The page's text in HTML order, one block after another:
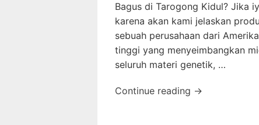
Bagus di Tarogong Kidul? Jika
karena akan kami jelaskan
sebuah perusahaan dari
tinggi yang menyeimbangkan
seluruh materi genetik, …
Continue reading →